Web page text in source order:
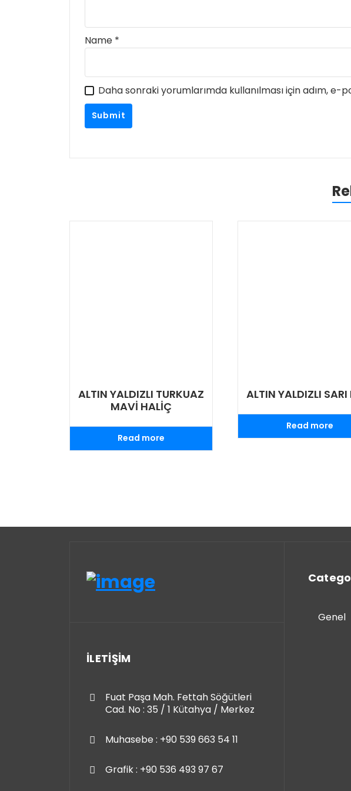
Name *
Daha sonraki yorumlarımda kullanılması için adım,
ALTIN YALDIZLI TURKUAZ
MAVİ HALİÇ
Read more
ALTIN YALDIZLI SARI
Read more
İLETİŞİM
Fuat Paşa Mah. Fettah Söğütleri
Cad. No : 35 / 1 Kütahya / Merkez
Muhasebe : +90 539 663 54 11
Grafik : +90 536 493 97 67
Genel